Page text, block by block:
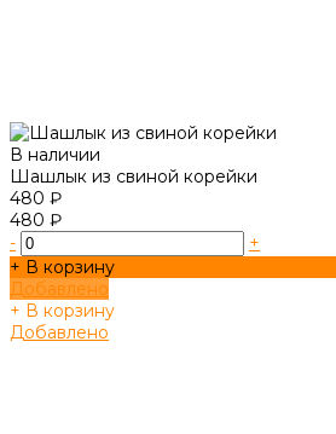
В наличии
Шашлык из свиной корейки
480 ₽
480 ₽
-
+
+ В корзину
Добавлено
+ В корзину
Добавлено